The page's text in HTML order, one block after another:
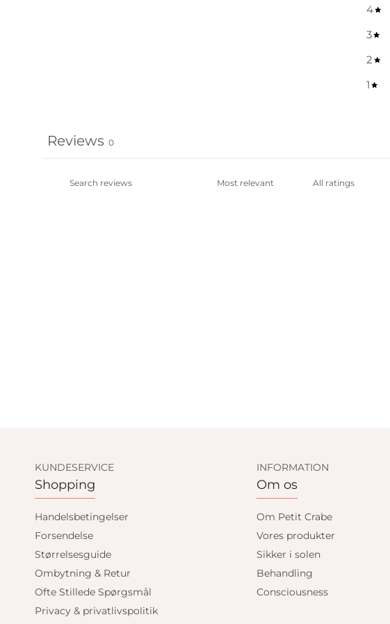
4
3
2
1
Reviews 0
KUNDESERVICE
Shopping
Handelsbetingelser
Forsendelse
Størrelsesguide
Ombytning & Retur
Ofte Stillede Spørgsmål
Privacy & privatlivspolitik
INFORMATION
Om os
Om Petit Crabe
Vores produkter
Sikker i solen
Behandling
Consciousness